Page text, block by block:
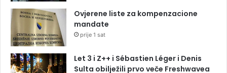
Ovjerene liste za kompenzacione
mandate
prije 1 sat
Let 3 i Z++ i Sébastien Léger i Denis
Sulta obilježili prvo veče Freshwavea